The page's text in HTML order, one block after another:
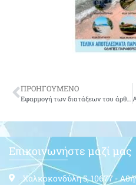
ΠΡΟΗΓΟΥΜΕΝΟ
Επικοινωνήστε μαζί μας
Χαλκοκονδύλη 5, 10677 -